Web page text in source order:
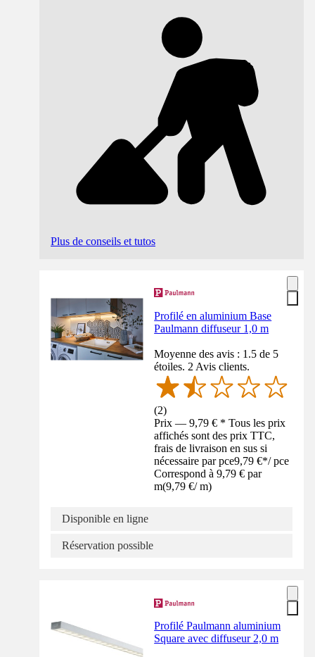
Plus de conseils et tutos
Profilé en aluminium Base
Paulmann diffuseur 1,0 m
Moyenne des avis : 1.5 de 5
étoiles. 2 Avis clients.
(2)
Prix — 9,79 € * Tous les prix
affichés sont des prix TTC,
frais de livraison en sus si
nécessaire par pce9,79 €*/ pce
Correspond à 9,79 € par
m(9,79 €/ m)
Disponible en ligne
Réservation possible
Profilé Paulmann aluminium
Square avec diffuseur 2,0 m